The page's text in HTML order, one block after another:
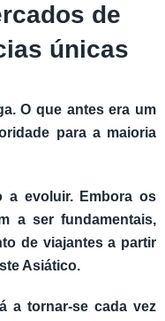
de
únicas
O que antes era um
para a maioria
a evoluir. Embora os
a ser fundamentais,
de viajantes a partir
Asiático.
a tornar-se cada vez